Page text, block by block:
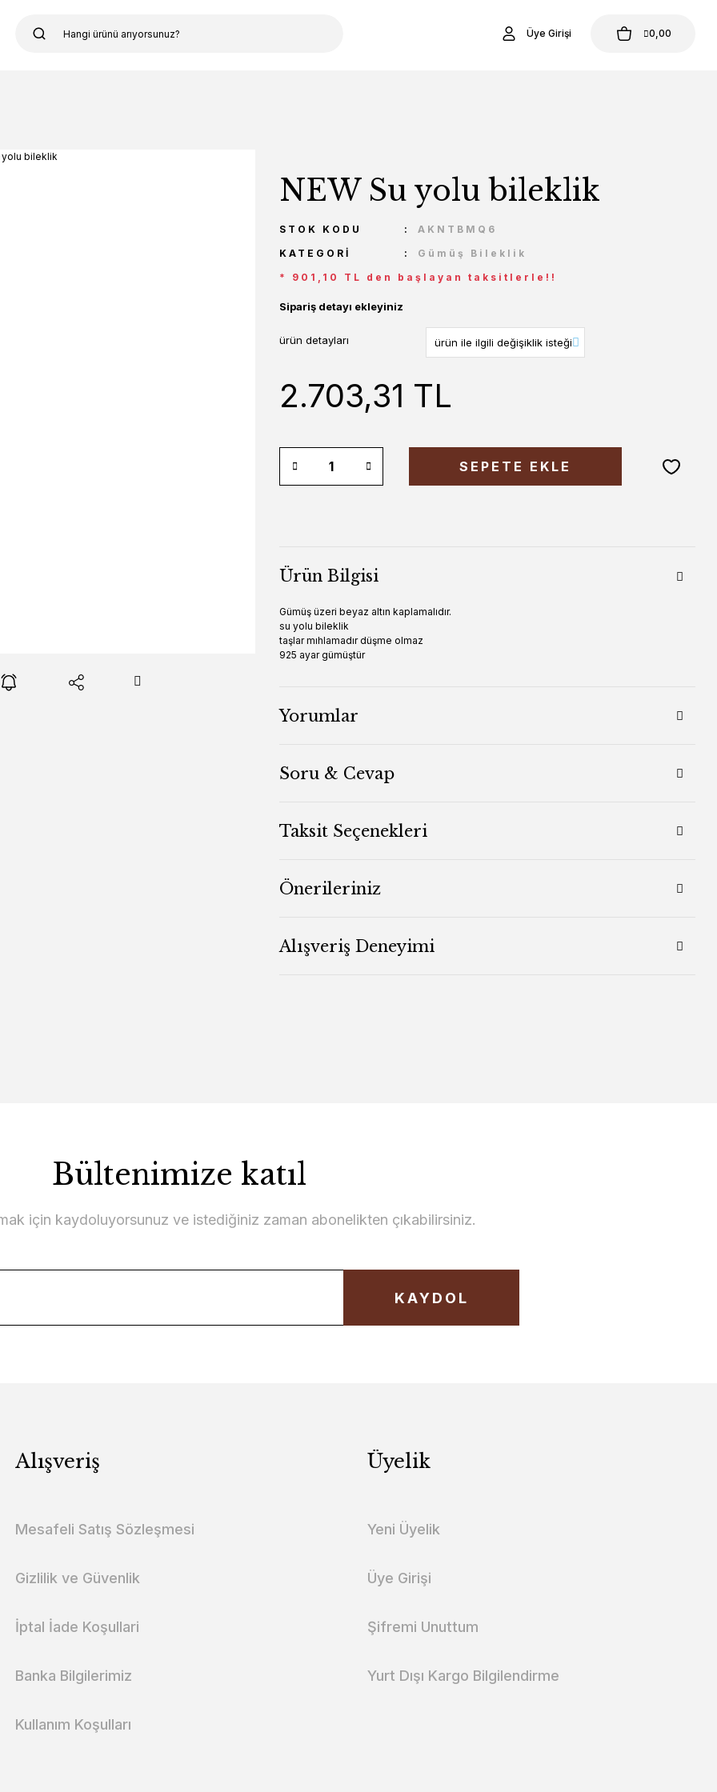
Üye Girişi 0,00
NEW Su yolu bileklik
STOK KODU
AKNTBMQ6
KATEGORI
Gümüş Bileklik
* 901,10 TL den başlayan taksitlerle!!
Sipariş detayı ekleyiniz
ürün detayları
2.703,31 TL
SEPETE EKLE
Ürün Bilgisi
Gümüş üzeri beyaz altın kaplamalıdır.
su yolu bileklik
taşlar mıhlamadır düşme olmaz
925 ayar gümüştür
Yorumlar
Soru & Cevap
Taksit Seçenekleri
Önerileriniz
Alışveriş Deneyimi
Bültenimize katıl
için kaydoluyorsunuz ve istediğiniz zaman abonelikten çıkabilirsiniz.
KAYDOL
Alışveriş
Mesafeli Satış Sözleşmesi
Gizlilik ve Güvenlik
İptal İade Koşullari
Banka Bilgilerimiz
Kullanım Koşulları
Üyelik
Yeni Üyelik
Üye Girişi
Şifremi Unuttum
Yurt Dışı Kargo Bilgilendirme